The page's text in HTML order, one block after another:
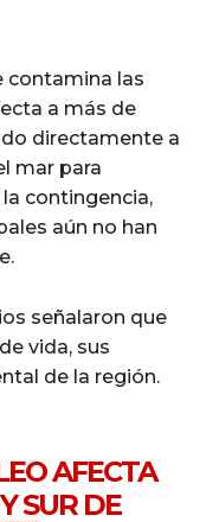
contamina las
a más de
directamente a
mar para
contingencia,
aún no han
señalaron que
vida, sus
de la región.
AFECTA
SUR DE